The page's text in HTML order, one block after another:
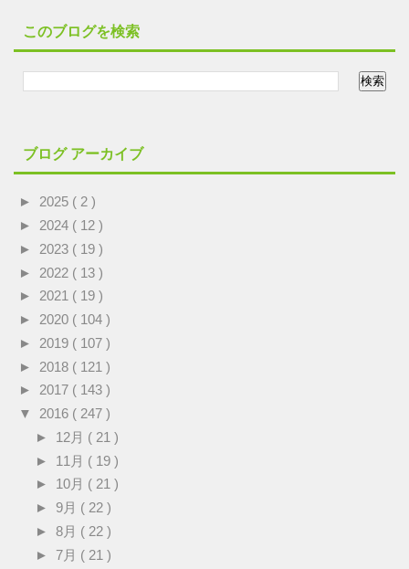
このブログを検索
ブログ アーカイブ
► 2025 ( 2 )
► 2024 ( 12 )
► 2023 ( 19 )
► 2022 ( 13 )
► 2021 ( 19 )
► 2020 ( 104 )
► 2019 ( 107 )
► 2018 ( 121 )
► 2017 ( 143 )
▼ 2016 ( 247 )
► 12月 ( 21 )
► 11月 ( 19 )
► 10月 ( 21 )
► 9月 ( 22 )
► 8月 ( 22 )
► 7月 ( 21 )